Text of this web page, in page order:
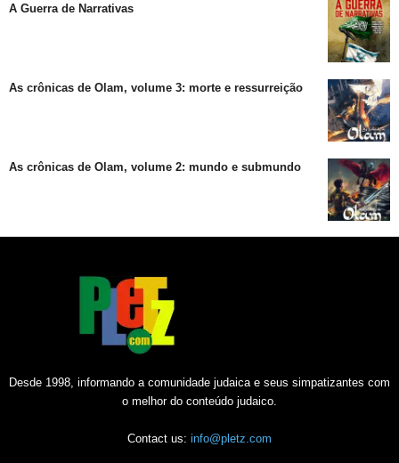
A Guerra de Narrativas
As crônicas de Olam, volume 3: morte e ressurreição
As crônicas de Olam, volume 2: mundo e submundo
Desde 1998, informando a comunidade judaica e seus simpatizantes com
o melhor do conteúdo judaico.
Contact us: info@pletz.com